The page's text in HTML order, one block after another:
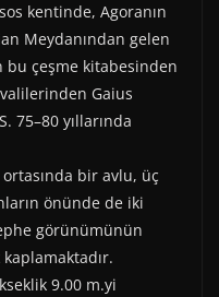
t
s
A
p
p
e
g
r
a
m
k
e
t
kentinde, Agoranın
Meydanından gelen
çeşme kitabesinden
Gaius
75–80 yıllarında
bir avlu, üç
önünde de iki
görünümünün
9.00 m.yi